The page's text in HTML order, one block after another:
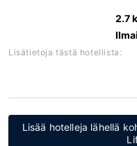
2.7
Lisätietoja tästä hotellista:
Lisää hotelleja lähellä